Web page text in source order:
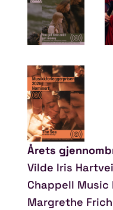
Årets
Vilde Iris
Chappell Music
Margrethe